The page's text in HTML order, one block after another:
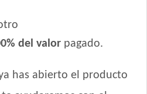
del valor pagado.
has abierto el producto